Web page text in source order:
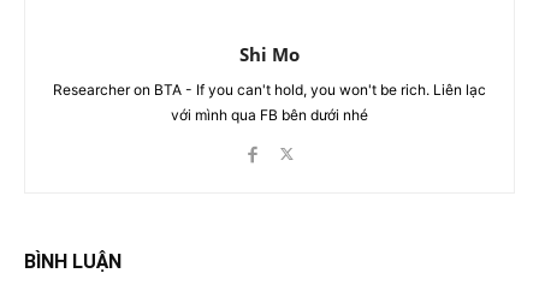
Shi Mo
Researcher on BTA - If you can't hold, you won't be rich. Liên lạc
với mình qua FB bên dưới nhé
BÌNH LUẬN